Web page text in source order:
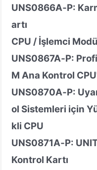
UNS0866A‑P:
artı
CPU / İşlemci
UNS0867A‑P:
M Ana Kontrol
UNS0870A‑P:
ol Sistemleri için
kli CPU
UNS0871A‑P:
Kontrol Kartı